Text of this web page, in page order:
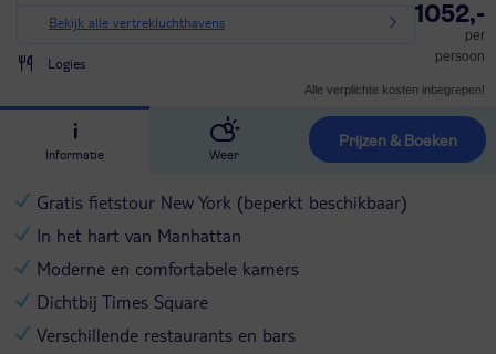
Bekijk alle vertrekluchthavens
Logies
1052,-
per
persoon
Alle verplichte kosten inbegrepen!
Informatie Weer
Prijzen & Boeken
Gratis fietstour New York (beperkt beschikbaar)
In het hart van Manhattan
Moderne en comfortabele kamers
Dichtbij Times Square
Verschillende restaurants en bars